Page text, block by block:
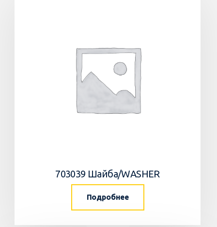
703039 Шайба/WASHER
Подробнее